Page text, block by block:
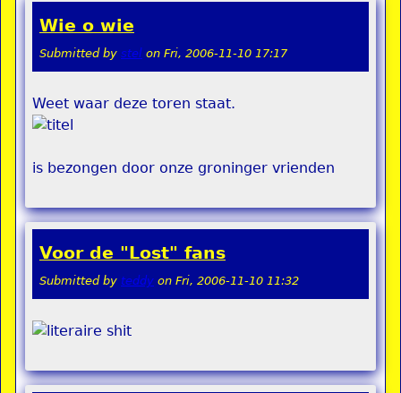
Wie o wie
Submitted by stel on Fri, 2006-11-10 17:17
Weet waar deze toren staat.
is bezongen door onze groninger vrienden
Voor de "Lost" fans
Submitted by teddy on Fri, 2006-11-10 11:32